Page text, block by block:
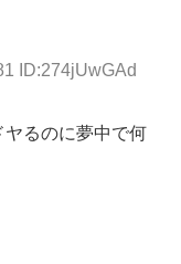
ID:274jUwGAd
るのに夢中で何